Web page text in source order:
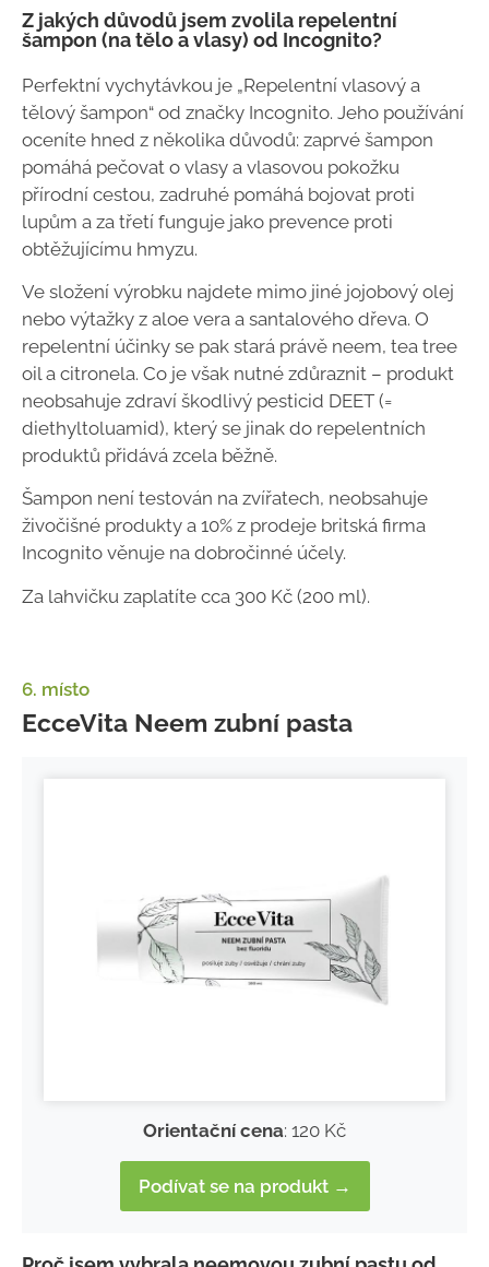
Z jakých důvodů jsem zvolila repelentní
šampon (na tělo a vlasy) od Incognito?
Perfektní vychytávkou je „Repelentní vlasový a
tělový šampon“ od značky Incognito. Jeho používání
oceníte hned z několika důvodů: zaprvé šampon
pomáhá pečovat o vlasy a vlasovou pokožku
přírodní cestou, zadruhé pomáhá bojovat proti
lupům a za třetí funguje jako prevence proti
obtěžujícímu hmyzu.
Ve složení výrobku najdete mimo jiné jojobový olej
nebo výtažky z aloe vera a santalového dřeva. O
repelentní účinky se pak stará právě neem, tea tree
oil a citronela. Co je však nutné zdůraznit – produkt
neobsahuje zdraví škodlivý pesticid DEET (=
diethyltoluamid), který se jinak do repelentních
produktů přidává zcela běžně.
Šampon není testován na zvířatech, neobsahuje
živočišné produkty a 10% z prodeje britská firma
Incognito věnuje na dobročinné účely.
Za lahvičku zaplatíte cca 300 Kč (200 ml).
6. místo
EcceVita Neem zubní pasta
Orientační cena: 120 Kč
Podívat se na produkt →